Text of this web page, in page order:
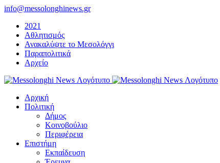
Μετάβαση
περιεχόμενο
info@messolonghinews.gr
2021
Αθλητισμός
Ανακαλύψτε το Μεσολόγγι
Παραπολιτικά
Αρχείο
Αρχική
Πολιτική
Δήμος
Κοινοβούλιο
Περιφέρεια
Επιστήμη
Εκπαίδευση